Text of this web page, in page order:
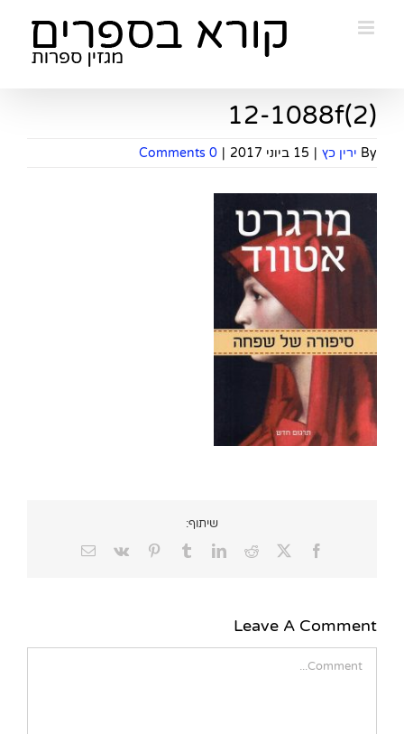
12-1088f(2)
By ירין כץ | 15 ביוני 2017 |
0 Comments
שיתוף:
Facebook
X
Reddit
LinkedIn
Tumblr
Pinterest
Vk
Email
Leave A Comment